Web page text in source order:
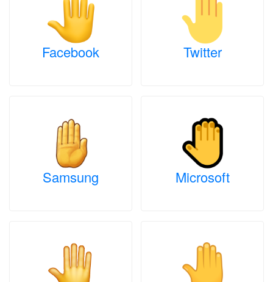
Facebook Twitter
Samsung Microsoft